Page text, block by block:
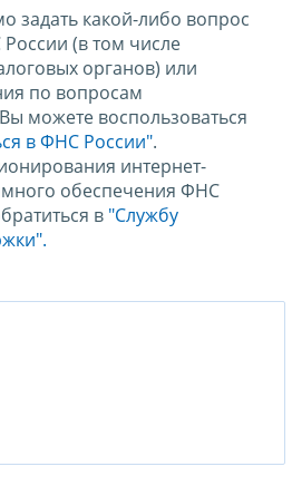
задать какой-либо вопрос
(в том числе
органов) или
по вопросам
можете воспользоваться
в ФНС России".
интернет-
обеспечения ФНС
в "Службу